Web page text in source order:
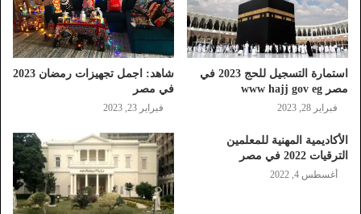
استمارة التسجيل للحج 2023 في
مصر www hajj gov eg
فبراير 28, 2023
شاهد: اجمل تجهيزات رمضان 2023
في مصر
فبراير 23, 2023
الأكاديمية المهنية للمعلمين
الترقيات 2022 في مصر
أغسطس 4, 2022